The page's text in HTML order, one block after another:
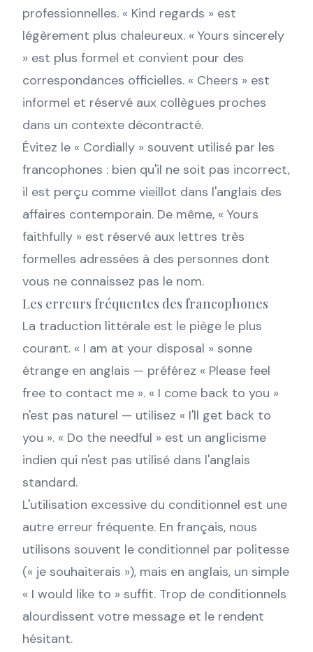
professionnelles. « Kind regards » est
légèrement plus chaleureux. « Yours sincerely
» est plus formel et convient pour des
correspondances officielles. « Cheers » est
informel et réservé aux collègues proches
dans un contexte décontracté.
Évitez le « Cordially » souvent utilisé par les
francophones : bien qu'il ne soit pas incorrect,
il est perçu comme vieillot dans l'anglais des
affaires contemporain. De même, « Yours
faithfully » est réservé aux lettres très
formelles adressées à des personnes dont
vous ne connaissez pas le nom.
Les erreurs fréquentes des francophones
La traduction littérale est le piège le plus
courant. « I am at your disposal » sonne
étrange en anglais — préférez « Please feel
free to contact me ». « I come back to you »
n'est pas naturel — utilisez « I'll get back to
you ». « Do the needful » est un anglicisme
indien qui n'est pas utilisé dans l'anglais
standard.
L'utilisation excessive du conditionnel est une
autre erreur fréquente. En français, nous
utilisons souvent le conditionnel par politesse
(« je souhaiterais »), mais en anglais, un simple
« I would like to » suffit. Trop de conditionnels
alourdissent votre message et le rendent
hésitant.